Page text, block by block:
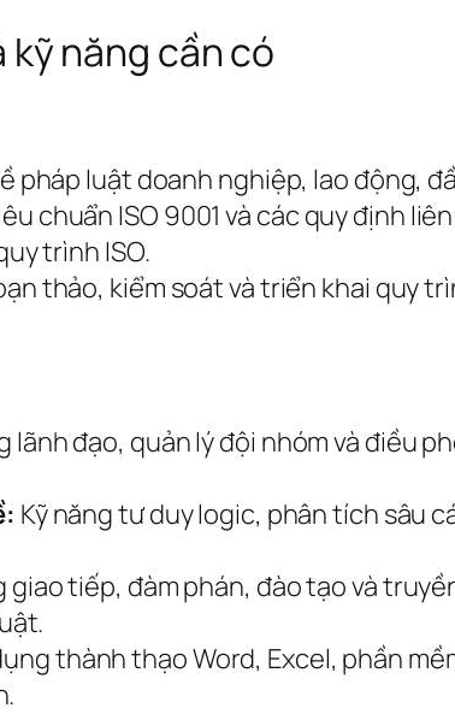
kỹ năng cần có
pháp luật doanh nghiệp, lao động,
chuẩn ISO 9001 và các quy định
trình ISO.
thảo, kiểm soát và triển khai quy
lãnh đạo, quản lý đội nhóm và điều
Kỹ năng tư duy logic, phân tích sâu
giao tiếp, đàm phán, đào tạo và
thành thạo Word, Excel, phần